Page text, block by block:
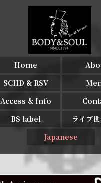
Home
SCHD & RSV
Access & Info
BS label
ライブ
Japanese